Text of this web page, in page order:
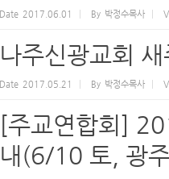
Date 2017.06.01 By 박정수목사
나주신광교회
Date 2017.05.21 By 박정수목사
[주교연합회]
내(6/10 토, 광